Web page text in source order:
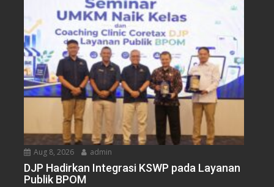
Aug 8, 2026 admin
DJP Hadirkan Integrasi KSWP pada Layanan
Publik BPOM